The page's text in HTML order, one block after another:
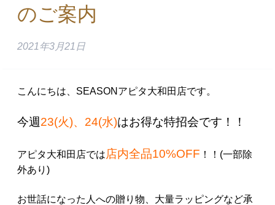
のご案内
2021年3月21日
こんにちは、SEASONアピタ大和田店です。
今週23(火)、24(水)はお得な特招会です！！
アピタ大和田店では店内全品10%OFF ！！(一部除
外あり)
お世話になった人への贈り物、大量ラッピングなど承